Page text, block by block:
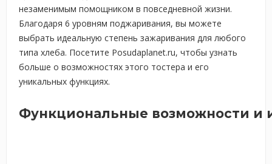
незаменимым помощником в повседневной жизни.
Благодаря 6 уровням поджаривания, вы можете
выбрать идеальную степень зажаривания для любого
типа хлеба. Посетите Posudaplanet.ru, чтобы узнать
больше о возможностях этого тостера и его
уникальных функциях.
Функциональные возможности и